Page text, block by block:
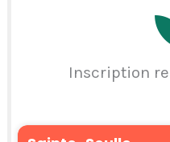
Inscription